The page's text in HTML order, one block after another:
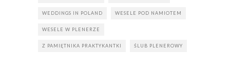
WEDDINGS IN POLAND WESELE POD NAMIOTEM
WESELE W PLENERZE
Z PAMIĘTNIKA PRAKTYKANTKI ŚLUB PLENEROWY